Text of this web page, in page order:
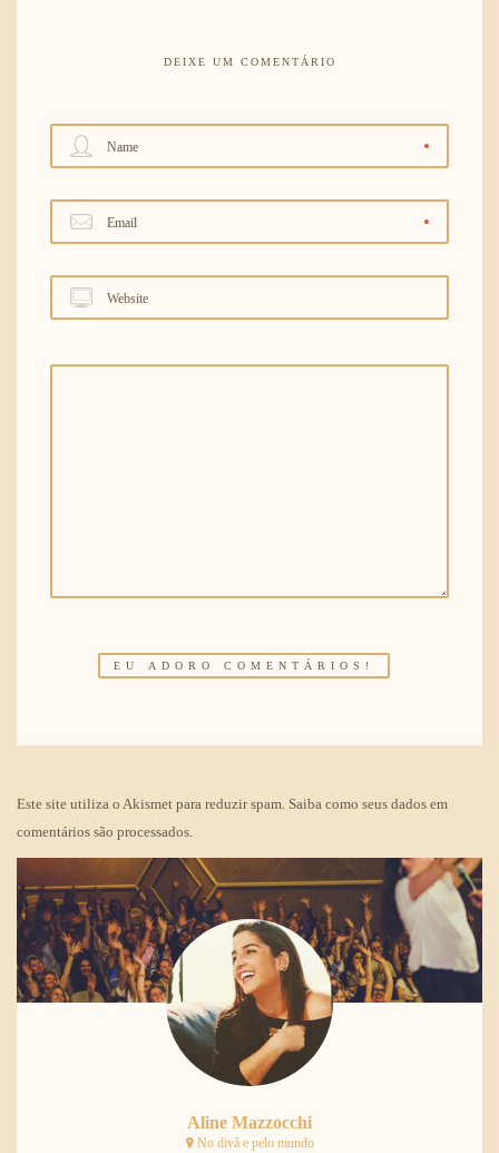
DEIXE UM COMENTÁRIO
Name
Email
Website
Este site utiliza o Akismet para reduzir spam. Saiba como seus dados em
comentários são processados.
Aline Mazzocchi
No divã e pelo mundo